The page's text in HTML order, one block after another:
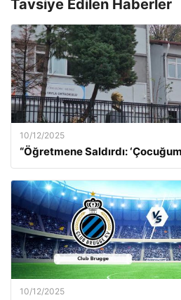
Tavsiye Edilen Haberler
10/12/2025
“Öğretmene Saldırdı:
10/12/2025